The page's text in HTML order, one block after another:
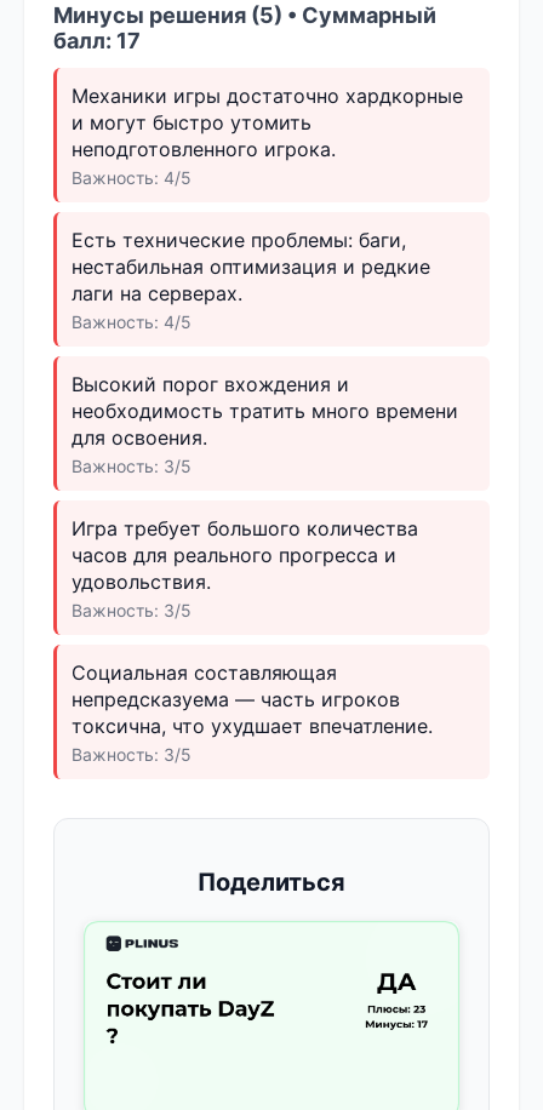
Минусы решения (5) • Суммарный
балл: 17
Механики игры достаточно хардкорные
и могут быстро утомить
неподготовленного игрока.
Важность: 4/5
Есть технические проблемы: баги,
нестабильная оптимизация и редкие
лаги на серверах.
Важность: 4/5
Высокий порог вхождения и
необходимость тратить много времени
для освоения.
Важность: 3/5
Игра требует большого количества
часов для реального прогресса и
удовольствия.
Важность: 3/5
Социальная составляющая
непредсказуема — часть игроков
токсична, что ухудшает впечатление.
Важность: 3/5
Поделиться